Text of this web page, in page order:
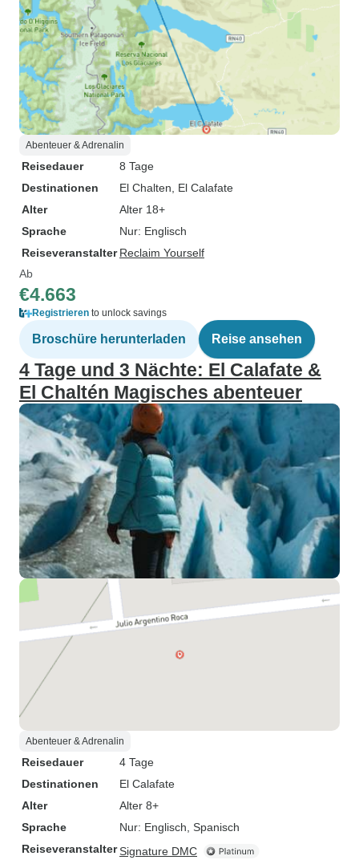
Abenteuer & Adrenalin
Reisedauer
8 Tage
Destinationen
El Chalten , El Calafate
Alter
Alter 18+
Sprache
Nur: Englisch
Reiseveranstalter Reclaim Yourself
Ab
€4.663
Registrieren to unlock savings
Broschüre herunterladen Reise ansehen
4 Tage und 3 Nächte: El Calafate &
El Chaltén Magisches abenteuer
Abenteuer & Adrenalin
Reisedauer
4 Tage
Destinationen
El Calafate
Alter
Alter 8+
Sprache
Nur: Englisch, Spanisch
ReiseveranstalterSignature DMC